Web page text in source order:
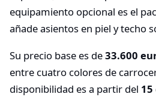
equipamiento opcional es el
añade asientos en piel y techo
Su precio base es de33.600
entre cuatro colores de
disponibilidad es a partir del 15